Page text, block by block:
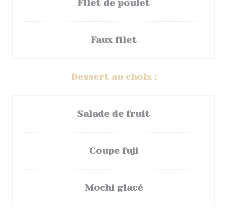
Filet de poulet
Faux filet
Dessert au choix :
Salade de fruit
Coupe fuji
Mochi glacé